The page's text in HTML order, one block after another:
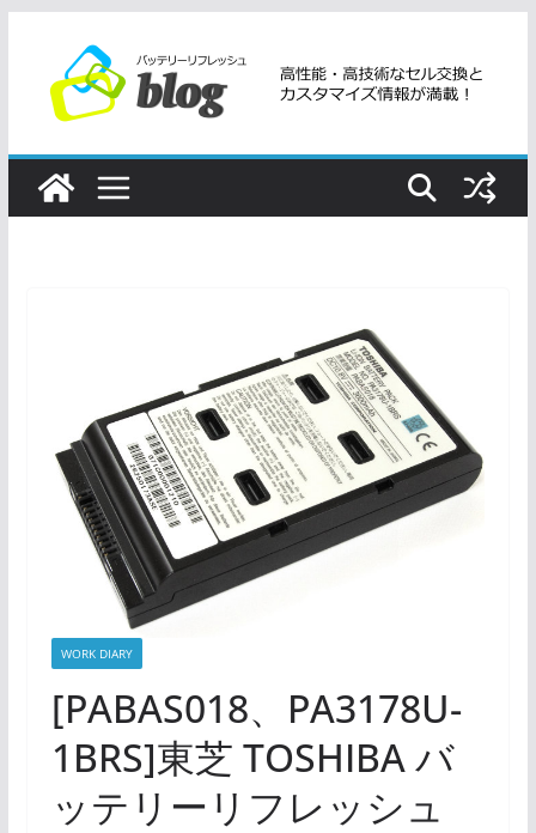
ツ
WORK DIARY
[PABAS018、PA3178U-
1BRS]東芝 TOSHIBA バ
ッテリーリフレッシュ